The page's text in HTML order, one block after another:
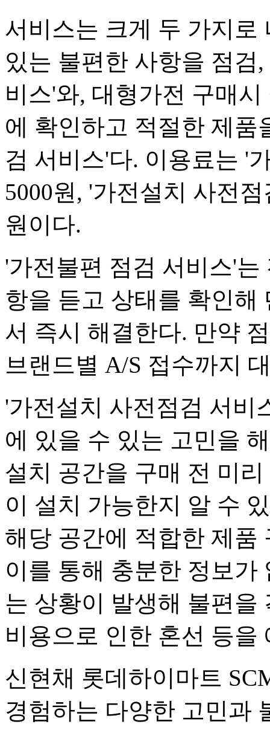
서비스는 크게 두 가지로
있는 불편한 사항을 점검
비스'와, 대형가전 구매
에 확인하고 적절한 제품
검 서비스'다. 이용료는 '
5000원, '가전설치 사전
원이다.
'가전불편 점검 서비스'
항을 듣고 상태를 확인해
서 즉시 해결한다. 만약
브랜드별 A/S 접수까지
'가전설치 사전점검 서비
에 있을 수 있는 고민을
설치 공간을 구매 전 미
이 설치 가능한지 알 수
해당 공간에 적합한 제품
이를 통해 충분한 정보가
는 상황이 발생해 불편을
비용으로 인한 혼선 등을
신현채 롯데하이마트
경험하는 다양한 고민과